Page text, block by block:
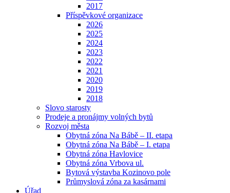
2017
Příspěvkové organizace
2026
2025
2024
2023
2022
2021
2020
2019
2018
Slovo starosty
Prodeje a pronájmy volných bytů
Rozvoj města
Obytná zóna Na Bábě – II. etapa
Obytná zóna Na Bábě – I. etapa
Obytná zóna Havlovice
Obytná zóna Vrbova ul.
Bytová výstavba Kozinovo pole
Průmyslová zóna za kasárnami
Úřad